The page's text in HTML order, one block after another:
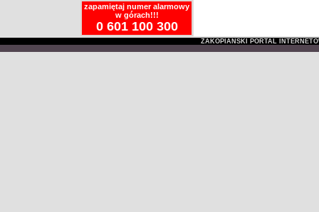
zapamiętaj numer alarmowy
w górach!!!
0 601 100 300
ZAKOPIAŃSKI PORTAL